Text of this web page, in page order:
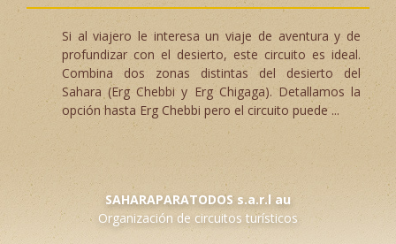
Si al viajero le interesa un viaje de aventura y de
profundizar con el desierto, este circuito es ideal.
Combina dos zonas distintas del desierto del
Sahara (Erg Chebbi y Erg Chigaga). Detallamos la
opción hasta Erg Chebbi pero el circuito puede ...
SAHARAPARATODOS s.a.r.l au
Organización de circuitos turísticos